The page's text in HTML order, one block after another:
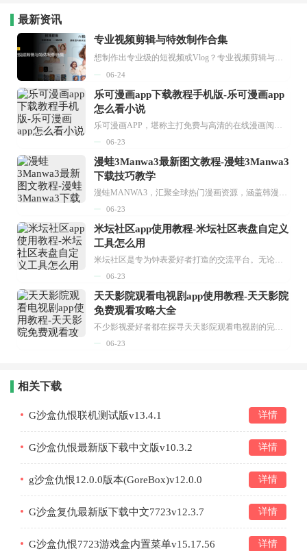
最新资讯
专业视频剪辑与特效制作合集
想制作出专业级的短视频或Vlog？专业视频剪辑与特效制作大全专题为你提供了从剪辑、抠像到特效包装的全套解决方案。无论是添加炫酷的片头、进行精准的视频抠图，还是制...
06-24
乐可漫画app下载教程手机版-乐可漫画app
怎么看小说
乐可漫画APP，堪称主打免费与高清的在线漫画阅读神器。其官方版提供海量完整版漫画资源，无论是国内漫画，还是日漫、韩漫、台漫、美漫等国外漫画，应有尽有，随时供你阅读。只需轻点一下，便能直接进入阅读界面。不仅如此，乐可漫画最新版本更新速度极快，在这里，你总能抢先看到全网一手漫画章节内容！...
06-23
漫蛙3Manwa3最新图文教程-漫蛙3Manwa3
下载技巧教学
漫蛙MANWA3，汇聚全球热门漫画资源，涵盖韩漫、欧美漫画、国漫等多种类型，题材丰富多样，全方位满足用户阅读喜好。它不仅是阅读平台，更是创作平台，为广大用户打造零门槛创作环境。...
06-23
米坛社区app使用教程-米坛社区表盘自定义
工具怎么用
米坛社区是专为钟表爱好者打造的交流平台。无论你是初涉钟表领域的普通爱好者，还是拥有多年收藏经验的资深玩家，都能在此找到属于自己的天地。 无需注册，就能轻松参与其中。通过专业的讨论论坛与丰富的交互功能，你可与世界各地的钟表爱好者畅快交流。若你钟情于钟表，米坛社区无疑是值得一试的理想之选。在这里，你能获取最新的手表资讯，交流见解，提升鉴赏品味，让每一块手表都成为收藏故事中重要的一部分。感兴趣的朋友，不要错过下载机会。...
06-23
天天影院观看电视剧app使用教程-天天影院
免费观看攻略大全
不少影视爱好者都在探寻天天影院观看电视剧的完整方法，结合最新平台使用规则，本篇新手入门攻略全面讲解观看渠道、检索流程、播放设置以及画面模式调整等实用内容。全文适配手机、电脑等主流设备，步骤简洁易懂，无论是初次使用的新手，还是想要优化观影体验的用户，都能参照内容快速上手，熟练掌握平台各项操作技巧，轻松畅享影视内容。...
06-23
相关下载
G沙盒仇恨联机测试版v13.4.1 详情
G沙盒仇恨最新版下载中文版v10.3.2 详情
g沙盒仇恨12.0.0版本(GoreBox)v12.0.0 详情
G沙盒复仇最新版下载中文7723v12.3.7 详情
G沙盒仇恨7723游戏盒内置菜单v15.17.56 详情